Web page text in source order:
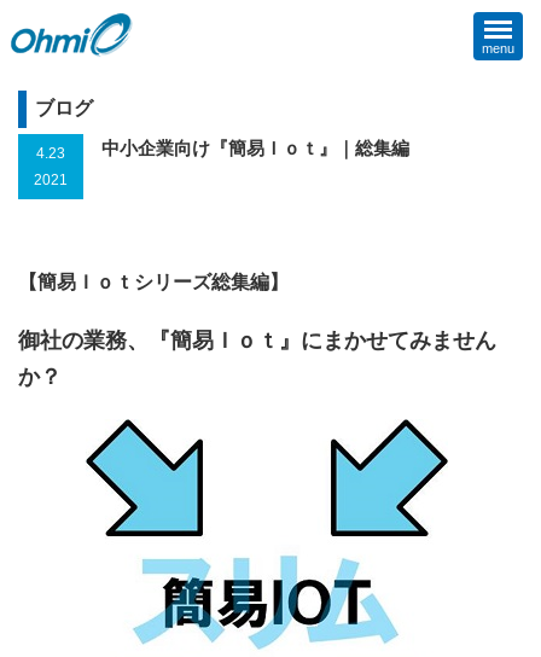
menu
ブログ
4.23
2021
中小企業向け『簡易Ｉｏｔ』｜総集編
【簡易Ｉｏｔシリーズ総集編】
御社の業務、『簡易Ｉｏｔ』にまかせてみません
か？